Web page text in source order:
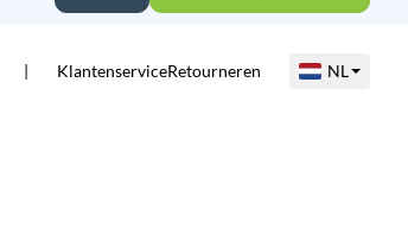
KlantenserviceRetourneren NL